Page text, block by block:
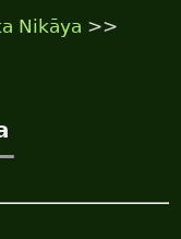
Nikāya >>